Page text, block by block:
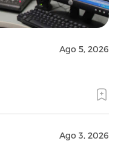
Ago 5, 2026
Ago 3, 2026